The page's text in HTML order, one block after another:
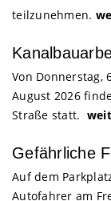
teilzunehmen.
Von Donnerstag,
August 2026
Straße statt.
Gefährliche
Auf dem
Autofahrer am